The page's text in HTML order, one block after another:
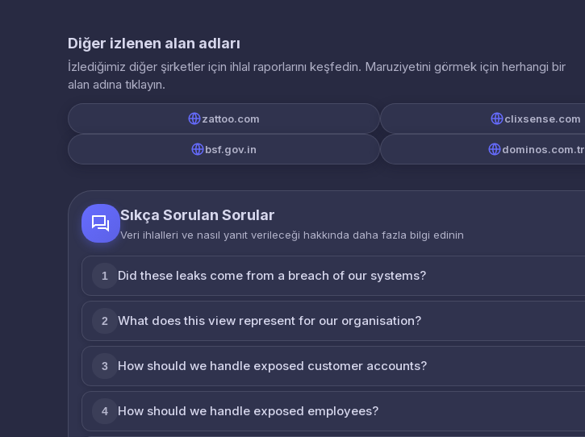
Diğer izlenen alan adları
İzlediğimiz diğer şirketler için ihlal raporlarını keşfedin. Maruziyetini görmek için herhangi bir
alan adına tıklayın.
zattoo.com clixsense.com
bsf.gov.in dominos.com.tr
Sıkça Sorulan Sorular
Veri ihlalleri ve nasıl yanıt verileceği hakkında daha fazla bilgi edinin
1 Did these leaks come from a breach of our systems?
2 What does this view represent for our organisation?
3 How should we handle exposed customer accounts?
4 How should we handle exposed employees?